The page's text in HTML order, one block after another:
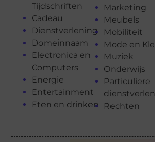
Tijdschriften
Cadeau
Dienstverlening
Domeinnaam
Electronica en
Computers
Energie
Entertainment
Eten en drinken
Marketing
Meubels
Mobiliteit
Mode en
Muziek
Onderwijs
Particuliere
Rechten